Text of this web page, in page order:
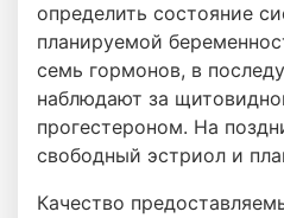
определить состояние
планируемой
семь гормонов, в
наблюдают за
прогестероном. На
свободный эстриол и
Качество